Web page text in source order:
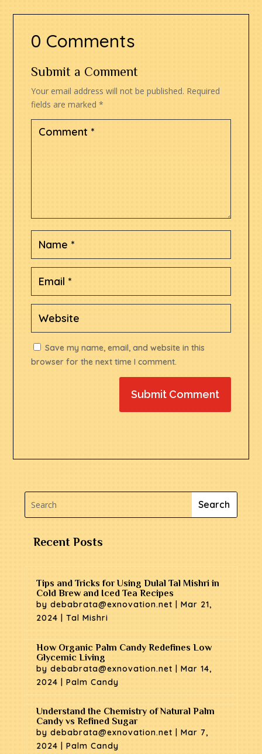
0 Comments
Submit a Comment
Your email address will not be published. Required
fields are marked*
Save my name, email, and website in this
browser for the next time I comment.
Submit Comment
Recent Posts
Tips and Tricks for Using Dulal Tal Mishri in
Cold Brew and Iced Tea Recipes
bydebabrata@exnovation.net |Mar 21,
2024 |Tal Mishri
How Organic Palm Candy Redefines Low
Glycemic Living
bydebabrata@exnovation.net |Mar 14,
2024 |Palm Candy
Understand the Chemistry of Natural Palm
Candy vs Refined Sugar
bydebabrata@exnovation.net |Mar 7,
2024 |Palm Candy